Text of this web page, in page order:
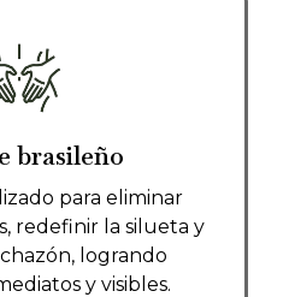
brasileño
para eliminar
redefinir la silueta y
logrando
y visibles.